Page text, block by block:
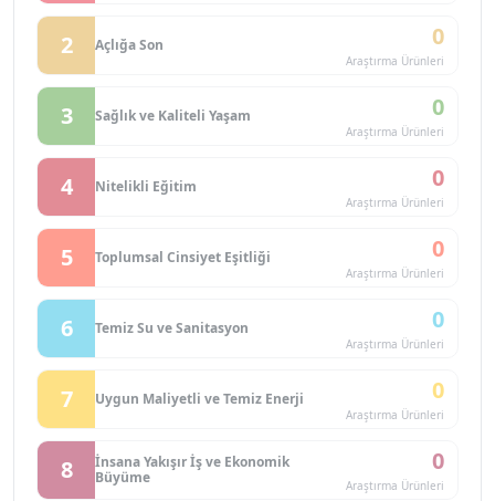
2 Açlığa Son 0
Araştırma Ürünleri
3 Sağlık ve Kaliteli Yaşam 0
Araştırma Ürünleri
4 Nitelikli Eğitim 0
Araştırma Ürünleri
5 Toplumsal Cinsiyet Eşitliği 0
Araştırma Ürünleri
6 Temiz Su ve Sanitasyon 0
Araştırma Ürünleri
7 Uygun Maliyetli ve Temiz Enerji 0
Araştırma Ürünleri
8
İnsana Yakışır İş ve Ekonomik
Büyüme
0
Araştırma Ürünleri